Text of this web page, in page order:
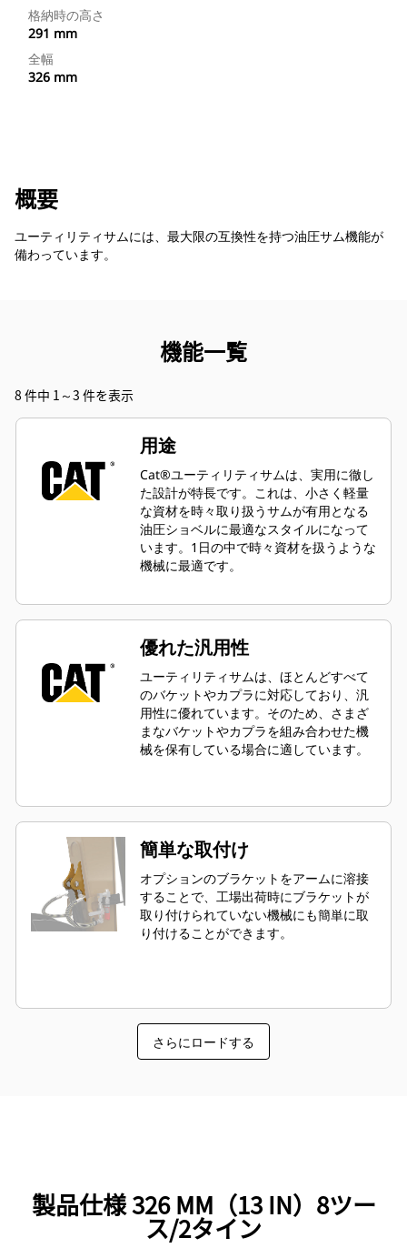
格納時の高さ
291 mm
全幅
326 mm
概要
ユーティリティサムには、最大限の互換性を持つ油圧サム機能が
備わっています。
機能一覧
8 件中 1～3 件を表示
用途
Cat®ユーティリティサムは、実用に徹し
た設計が特長です。これは、小さく軽量
な資材を時々取り扱うサムが有用となる
油圧ショベルに最適なスタイルになって
います。1日の中で時々資材を扱うような
機械に最適です。
優れた汎用性
ユーティリティサムは、ほとんどすべて
のバケットやカプラに対応しており、汎
用性に優れています。そのため、さまざ
まなバケットやカプラを組み合わせた機
械を保有している場合に適しています。
簡単な取付け
オプションのブラケットをアームに溶接
することで、工場出荷時にブラケットが
取り付けられていない機械にも簡単に取
り付けることができます。
さらにロードする
製品仕様 326 MM（13 IN）8ツー
ス/2タイン